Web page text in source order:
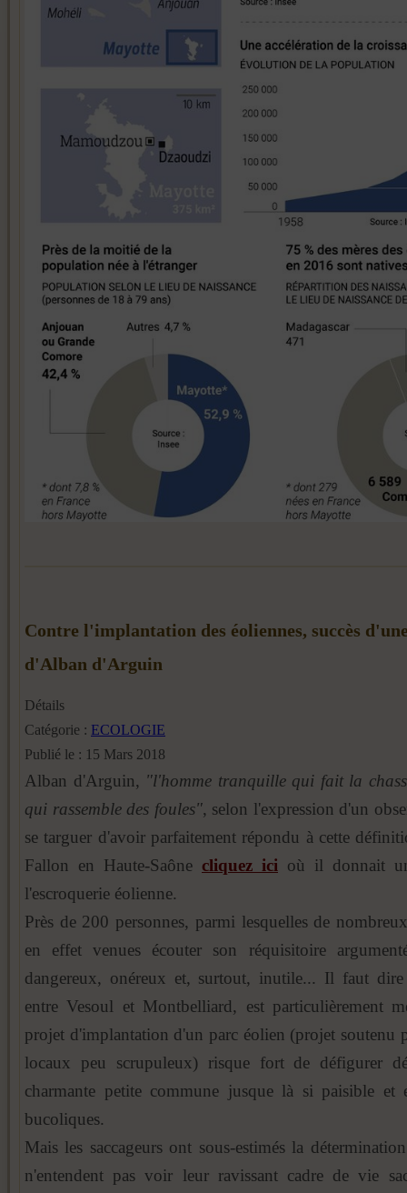
Contre l'implantation des éoliennes, succès
d'Alban d'Arguin
Détails
Catégorie : ECOLOGIE
Publié le : 15 Mars 2018
Alban d'Arguin, "l'homme tranquille qui fait la
qui rassemble des foules", selon l'expression d'un
se targuer d'avoir parfaitement répondu à cette
Fallon en Haute-Saône cliquez ici où il donnait
l'escroquerie éolienne.
Près de 200 personnes, parmi lesquelles de
en effet venues écouter son réquisitoire
dangereux, onéreux et, surtout, inutile... Il faut
entre Vesoul et Montbelliard, est particulièrement
projet d'implantation d'un parc éolien (projet soutenu
locaux peu scrupuleux) risque fort de défigurer
charmante petite commune jusque là si paisible et
bucoliques.
Mais les saccageurs ont sous-estimés la
n'entendent pas voir leur ravissant cadre de vie